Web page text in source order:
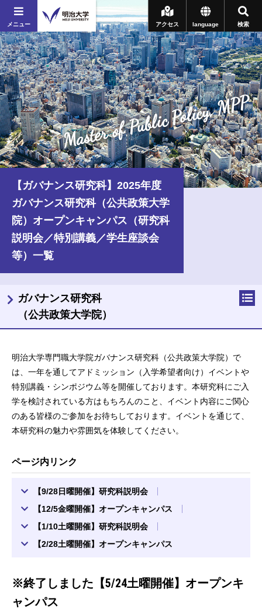
メニュー 検索
language
アクセス
Master of Public Policy, MPP
【ガバナンス研究科】2025年度
ガバナンス研究科（公共政策大学
院）オープンキャンパス（研究科
説明会／特別講義／学生座談会
等）一覧
明治大学専門職大学院ガバナンス研究科（公共政策大学院）で
は、一年を通してアドミッション（入学希望者向け）イベントや
特別講義・シンポジウム等を開催しております。本研究科にご入
学を検討されている方はもちろんのこと、イベント内容にご関心
のある皆様のご参加をお待ちしております。イベントを通じて、
本研究科の魅力や雰囲気を体験してください。
ページ内リンク
【9/28日曜開催】研究科説明会
【12/5金曜開催】オープンキャンパス
【1/10土曜開催】研究科説明会
【2/28土曜開催】オープンキャンパス
※終了しました【5/24土曜開催】オープンキ
ャンパス
ガバナンス研究科
（公共政策大学院）